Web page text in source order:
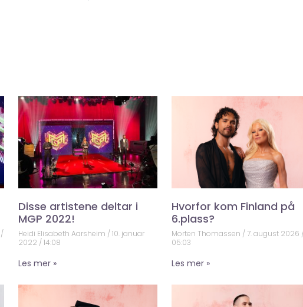
Disse artistene deltar i
MGP 2022!
Heidi Elisabeth Aarsheim 10. januar
2022 14:08
Les mer »
Hvorfor kom Finland på
6.plass?
Morten Thomassen
7. august 2026
05:03
Les mer »